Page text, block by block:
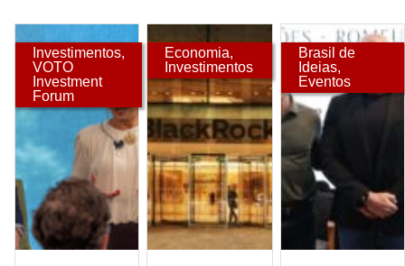
Investimentos,
VOTO
Investment
Forum
Economia,
Investimentos
Brasil de
Ideias,
Eventos